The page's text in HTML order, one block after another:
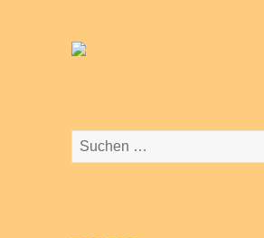
Suchen
nach: